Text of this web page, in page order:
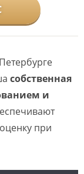
собственная
и
при